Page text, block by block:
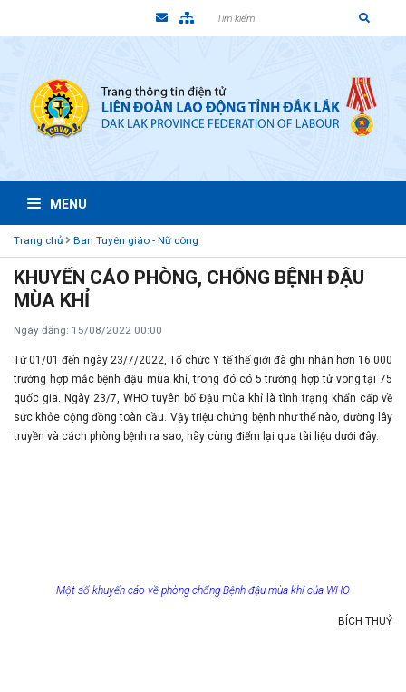
MENU
Trang chủ Ban Tuyên giáo - Nữ công
KHUYẾN CÁO PHÒNG, CHỐNG BỆNH ĐẬU
MÙA KHỈ
Ngày đăng: 15/08/2022 00:00
Từ 01/01 đến ngày 23/7/2022, Tổ chức Y tế thế giới đã ghi nhận hơn 16.000
trường hợp mắc bệnh đậu mùa khỉ, trong đó có 5 trường hợp tử vong tại 75
quốc gia. Ngày 23/7, WHO tuyên bố Đậu mùa khỉ là tình trạng khẩn cấp về
sức khỏe cộng đồng toàn cầu. Vậy triệu chứng bệnh như thế nào, đường lây
truyền và cách phòng bệnh ra sao, hãy cùng điểm lại qua tài liệu dưới đây.
Một số khuyến cáo về phòng chống Bệnh đậu mùa khỉ của WHO
BÍCH THUỶ